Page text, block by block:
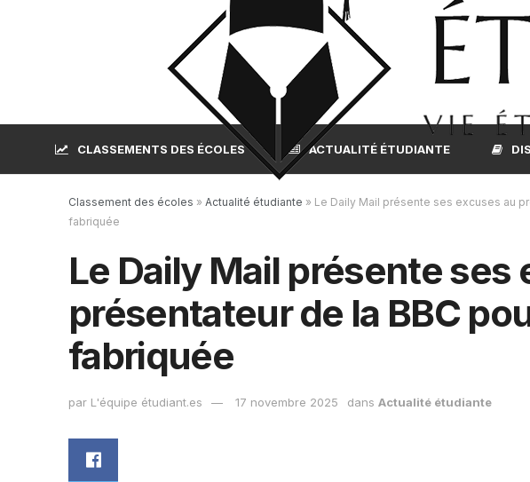
CLASSEMENTS DES ÉCOLES ACTUALITÉ ÉTUDIANTE
Classement des écoles » Actualité étudiante » Le Daily Mail présente ses excuses au
fabriquée
Le Daily Mail présente ses
présentateur de la BBC
fabriquée
par L'équipe étudiant.es 17 novembre 2025 dans Actualité étudiante